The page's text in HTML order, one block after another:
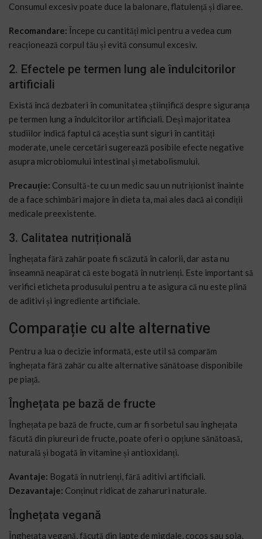
Consumul excesiv poate duce la balonare, flatulență și diaree.
Recomandare: Începe cu cantități mici pentru a vedea cum
reacționează corpul tău și evită consumul excesiv.
2. Efectele pe termen lung ale îndulcitorilor
artificiali
Există încă dezbateri în comunitatea științifică despre siguranța
pe termen lung a îndulcitorilor artificiali. Deși majoritatea
studiilor indică faptul că aceștia sunt siguri în cantități
moderate, unele cercetări sugerează posibile efecte negative
asupra microbiomului intestinal și metabolismului.
Precauție: Consultă-te cu un medic sau un nutriționist înainte
de a face schimbări majore în dieta ta, mai ales dacă ai condiții
medicale preexistente.
3. Calitatea nutrițională
Înghețata fără zahăr poate fi scăzută în calorii, dar asta nu
înseamnă neapărat că este bogată în nutrienți. Este important să
verifici eticheta produsului pentru a te asigura că nu este plină
de aditivi și ingrediente artificiale.
Comparație cu alte alternative
Pentru a lua o decizie informată, este util să comparăm
înghețata fără zahăr cu alte alternative sănătoase disponibile
pe piață.
Înghețata pe bază de fructe
Înghețata pe bază de fructe, cum ar fi sorbetul sau înghețata
făcută din piureuri de fructe, poate oferi o opțiune sănătoasă,
naturală și bogată în vitamine și antioxidanți.
Avantaje: Bogată în nutrienți, fără aditivi artificiali.
Dezavantaje: Conținut ridicat de zaharuri naturale.
Înghețata vegană
Înghețata vegană, făcută din lapte de migdale, cocos sau soia,